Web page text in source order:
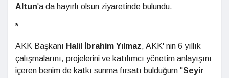
Altun'a da hayırlı olsun ziyaretinde bulundu.
*
AKK Başkanı Halil İbrahim Yılmaz, AKK' nin 6 yıllık
çalışmalarını, projelerini ve katılımcı yönetim anlayışını
içeren benim de katkı sunma fırsatı bulduğum "Seyir